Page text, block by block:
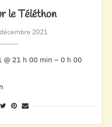
le Téléthon
2021
21 h 00 min – 0 h 00